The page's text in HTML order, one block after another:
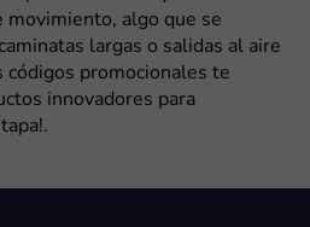
movimiento, algo que se
largas o salidas al aire
códigos promocionales te
innovadores para